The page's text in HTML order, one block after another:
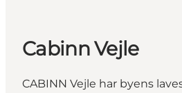
Cabinn Vejle
CABINN Vejle har byens